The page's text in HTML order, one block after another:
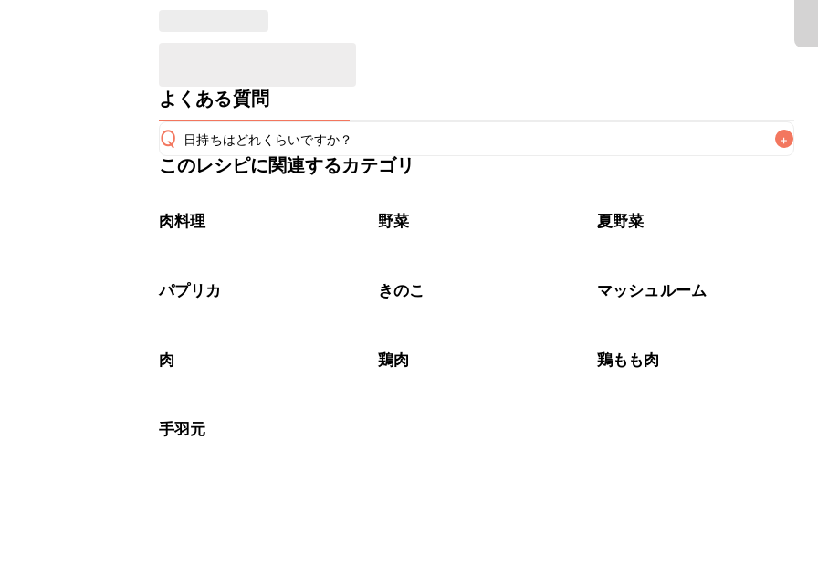
よくある質問
Q 日持ちはどれくらいですか？ +
保存期間は冷蔵で翌日中が目安です。なるべくお早めにお召し上がりください。
※日持ちは目安です。
このレシピに関連するカテゴリ
肉料理 野菜 夏野菜
パプリカ きのこ マッシュルーム
肉 鶏肉 鶏もも肉
手羽元